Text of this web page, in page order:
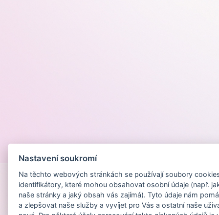
Nastavení soukromí
Na těchto webových stránkách se používají soubory
identifikátory, které mohou obsahovat osobní údaje (např.
naše stránky a jaký obsah vás zajímá). Tyto údaje nám
a zlepšovat naše služby a vyvíjet pro Vás a ostatní naše